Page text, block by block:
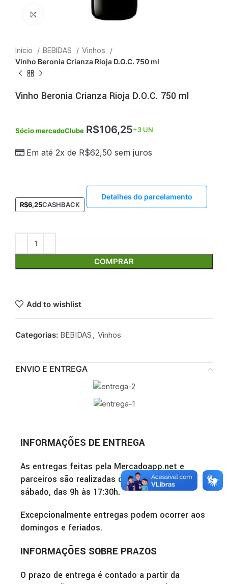
Click to enlarge
Início BEBIDAS
Vinhos
Vinho Beronia Crianza Rioja D.O.C. 750 ml
Vinho Beronia Crianza Rioja D.O.C. 750 ml
Sócio mercadoClube R$106,25+3 UN
Em até 2x de R$62,50 sem juros
R$6,25CASHBACK
Detalhes do parcelamento
COMPRAR
Add to wishlist
Categorias: BEBIDAS , Vinhos
ENVIO E ENTREGA
INFORMAÇÕES DE ENTREGA
As entregas feitas pela Mercadoapp.net e
parceiros são realizadas de segunda-feira a
sábado, das 9h às 17:30h.
Excepcionalmente entregas podem ocorrer aos
domingos e feriados.
INFORMAÇÕES SOBRE PRAZOS
O prazo de entrega é contado a partir da